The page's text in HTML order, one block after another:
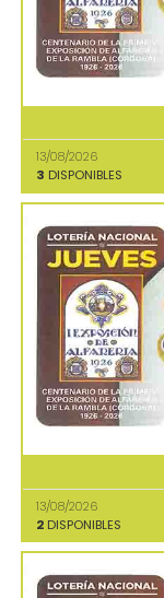
13/08/2026
3 DISPONIBLES
13/08/2026
2 DISPONIBLES